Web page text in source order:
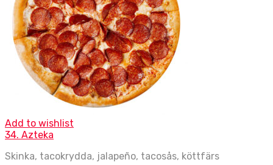
Add to wishlist
34. Azteka
Skinka, tacokrydda, jalapeño, tacosås, köttfärs